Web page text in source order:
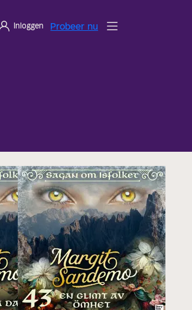
Inloggen Probeer nu